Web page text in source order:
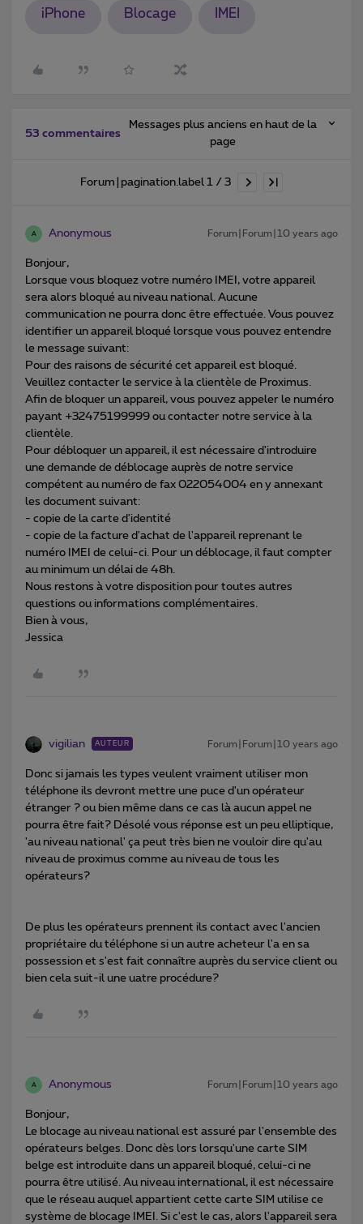
iPhone Blocage IMEI
53 commentaires
Messages plus anciens en haut de la
page
Forum|pagination.label 1 / 3
A Anonymous Forum|Forum|10 years ago
Bonjour,
Lorsque vous bloquez votre numéro IMEI, votre appareil
sera alors bloqué au niveau national. Aucune
communication ne pourra donc être effectuée. Vous pouvez
identifier un appareil bloqué lorsque vous pouvez entendre
le message suivant:
Pour des raisons de sécurité cet appareil est bloqué.
Veuillez contacter le service à la clientèle de Proximus.
Afin de bloquer un appareil, vous pouvez appeler le numéro
payant +32475199999 ou contacter notre service à la
clientèle.
Pour débloquer un appareil, il est nécessaire d'introduire
une demande de déblocage auprès de notre service
compétent au numéro de fax 022054004 en y annexant
les document suivant:
- copie de la carte d'identité
- copie de la facture d'achat de l'appareil reprenant le
numéro IMEI de celui-ci. Pour un déblocage, il faut compter
au minimum un délai de 48h.
Nous restons à votre disposition pour toutes autres
questions ou informations complémentaires.
Bien à vous,
Jessica
vigilian AUTEUR Forum|Forum|10 years ago
Donc si jamais les types veulent vraiment utiliser mon
téléphone ils devront mettre une puce d'un opérateur
étranger ? ou bien même dans ce cas là aucun appel ne
pourra être fait? Désolé vous réponse est un peu elliptique,
'au niveau national' ça peut très bien ne vouloir dire qu'au
niveau de proximus comme au niveau de tous les
opérateurs?
De plus les opérateurs prennent ils contact avec l'ancien
propriétaire du téléphone si un autre acheteur l'a en sa
possession et s'est fait connaître auprès du service client ou
bien cela suit-il une uatre procédure?
A Anonymous Forum|Forum|10 years ago
Bonjour,
Le blocage au niveau national est assuré par l'ensemble des
opérateurs belges. Donc dès lors lorsqu'une carte SIM
belge est introduite dans un appareil bloqué, celui-ci ne
pourra être utilisé. Au niveau international, il est nécessaire
que le réseau auquel appartient cette carte SIM utilise ce
système de blocage IMEI. Si c'est le cas, alors l'appareil sera